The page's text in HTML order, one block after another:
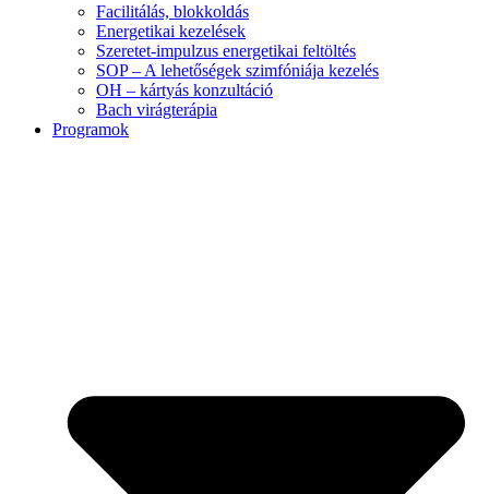
Facilitálás, blokkoldás
Energetikai kezelések
Szeretet-impulzus energetikai feltöltés
SOP – A lehetőségek szimfóniája kezelés
OH – kártyás konzultáció
Bach virágterápia
Programok